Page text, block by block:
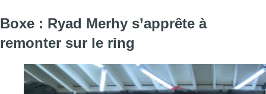
Boxe : Ryad Merhy s’apprête à
remonter sur le ring